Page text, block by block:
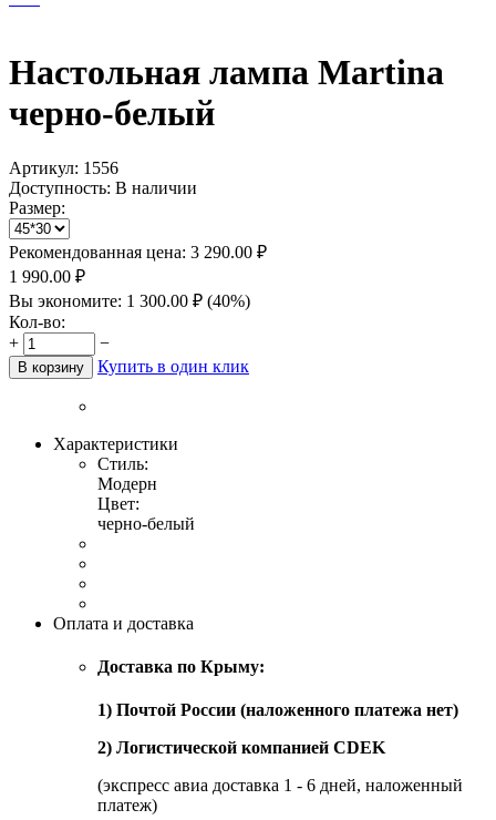
Настольная лампа Martina
черно-белый
Артикул: 1556
Доступность: В наличии
Размер:
Рекомендованная цена: 3 290.00 ₽
1 990.00 ₽
Вы экономите: 1 300.00 ₽ (40%)
Кол-во:
+
−
В корзину Купить в один клик
Характеристики
Стиль:
Модерн
Цвет:
черно-белый
Оплата и доставка
Доставка по Крыму:
1) Почтой России (наложенного платежа нет)
2) Логистической компанией CDEK
(экспресс авиа доставка 1 - 6 дней, наложенный
платеж)